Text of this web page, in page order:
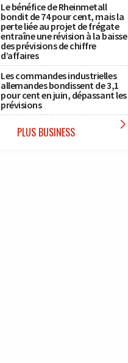
Le bénéfice de Rheinmetall
bondit de 74 pour cent, mais la
perte liée au projet de frégate
entraîne une révision à la baisse
des prévisions de chiffre
d’affaires
Les commandes industrielles
allemandes bondissent de 3,1
pour cent en juin, dépassant les
prévisions
PLUS BUSINESS 